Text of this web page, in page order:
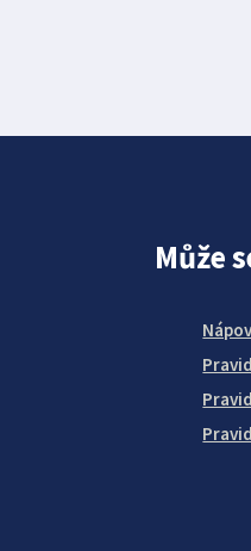
Může